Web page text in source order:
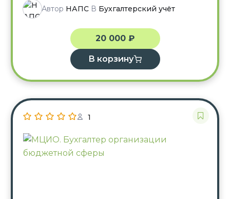
Автор НАПСВ Бухгалтерский учёт
20 000 ₽
В корзину
1